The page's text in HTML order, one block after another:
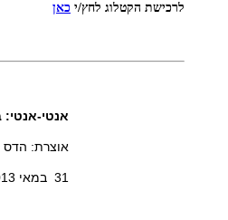
לרכישת הקטלוג לחץ/י כאן
אנטי-אנטי:
אוצרת: הדס